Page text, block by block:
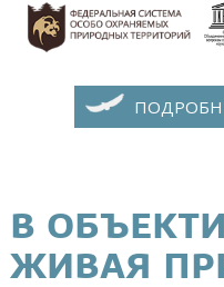
В
ЖИВАЯ